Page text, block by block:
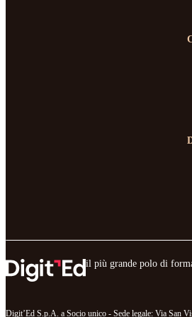
il più grande polo di
Digit’Ed S.p.A. a Socio unico - Sede legale: Via San